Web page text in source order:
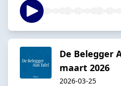
De Belegger
maart 2026
2026-03-25